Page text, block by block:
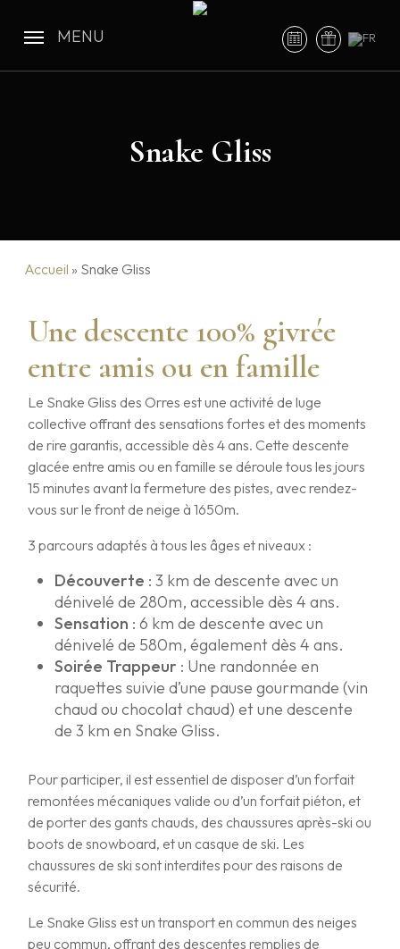
content
MENU
Snake Gliss
Accueil » Snake Gliss
Une descente 100% givrée
entre amis ou en famille
Le Snake Gliss des Orres est une activité de luge
collective offrant des sensations fortes et des moments
de rire garantis, accessible dès 4 ans. Cette descente
glacée entre amis ou en famille se déroule tous les jours
15 minutes avant la fermeture des pistes, avec rendez-
vous sur le front de neige à 1650m.
3 parcours adaptés à tous les âges et niveaux :
Découverte : 3 km de descente avec un
dénivelé de 280m, accessible dès 4 ans.
Sensation : 6 km de descente avec un
dénivelé de 580m, également dès 4 ans.
Soirée Trappeur : Une randonnée en
raquettes suivie d’une pause gourmande (vin
chaud ou chocolat chaud) et une descente
de 3 km en Snake Gliss.
Pour participer, il est essentiel de disposer d’un forfait
remontées mécaniques valide ou d’un forfait piéton, et
de porter des gants chauds, des chaussures après-ski ou
boots de snowboard, et un casque de ski. Les
chaussures de ski sont interdites pour des raisons de
sécurité.
Le Snake Gliss est un transport en commun des neiges
peu commun, offrant des descentes remplies de